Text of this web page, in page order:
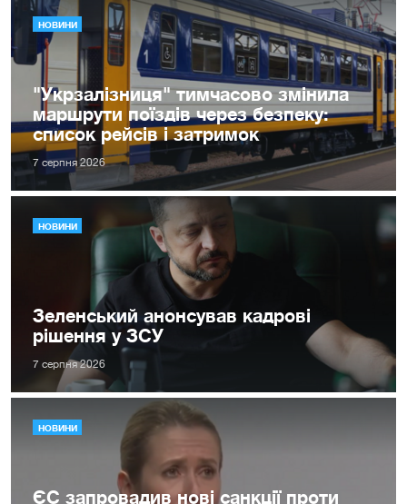
НОВИНИ
"Укрзалізниця" тимчасово змінила
маршрути поїздів через безпеку:
список рейсів і затримок
7 серпня 2026
НОВИНИ
Зеленський анонсував кадрові
рішення у ЗСУ
7 серпня 2026
НОВИНИ
ЄС запровадив нові санкції проти